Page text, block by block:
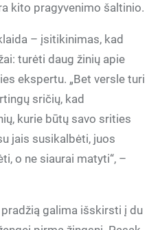
kito pragyvenimo šaltinio.
– įsitikinimas, kad
turėti daug žinių apie
ekspertu. „Bet versle turi
sričių, kad
kurie būtų savo srities
jais susikalbėti, juos
o ne siaurai matyti“, –
galima išskirsti į du